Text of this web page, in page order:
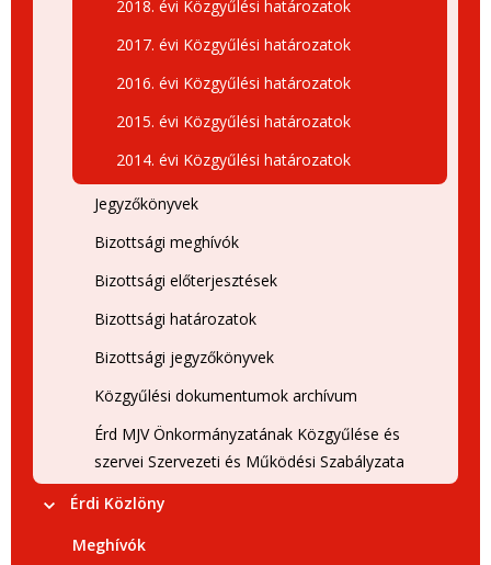
2018. évi Közgyűlési határozatok
2017. évi Közgyűlési határozatok
2016. évi Közgyűlési határozatok
2015. évi Közgyűlési határozatok
2014. évi Közgyűlési határozatok
Jegyzőkönyvek
Bizottsági meghívók
Bizottsági előterjesztések
Bizottsági határozatok
Bizottsági jegyzőkönyvek
Közgyűlési dokumentumok archívum
Érd MJV Önkormányzatának Közgyűlése és
szervei Szervezeti és Működési Szabályzata
Érdi Közlöny
Meghívók